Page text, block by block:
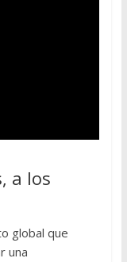
a los
global que
una